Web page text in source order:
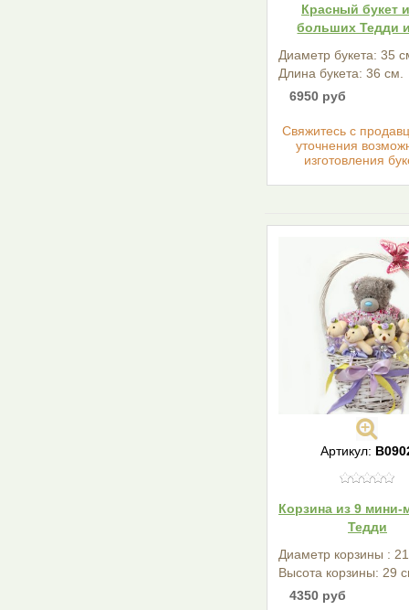
Красный букет
больших Тедди
Диаметр букета: 35
Длина букета: 36 см.
6950 руб
Cвяжитесь с
уточнения
изготовления
Артикул:
Корзина из 9 мини-
Тедди
Диаметр корзины :
Высота корзины: 29
4350 руб